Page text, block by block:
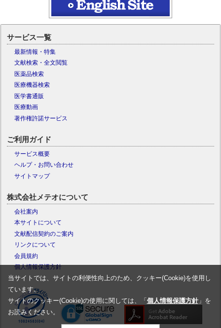
サービス一覧
最新情報・特集
文献検索・全文閲覧
医薬品検索
医療機器検索
医学書通販
医療動画
著作権許諾サービス
ご利用ガイド
サービス概要
ヘルプ・お問い合わせ
サイトマップ
株式会社メテオについて
会社案内
本サイトについて
文献配信契約のご案内
リンクについて
会員規約
個人情報保護方針
当サイトでは、サイトの利便性向上のため、クッキー(Cookie)を使用し
ています。
サイトのクッキー(Cookie)の使用に関しては、「 個人情報保護方針」を
お読みください。